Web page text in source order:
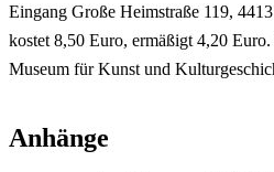
Eingang Große Heimstraße 119,
kostet 8,50 Euro, ermäßigt 4,20
Museum für Kunst und
Anhänge